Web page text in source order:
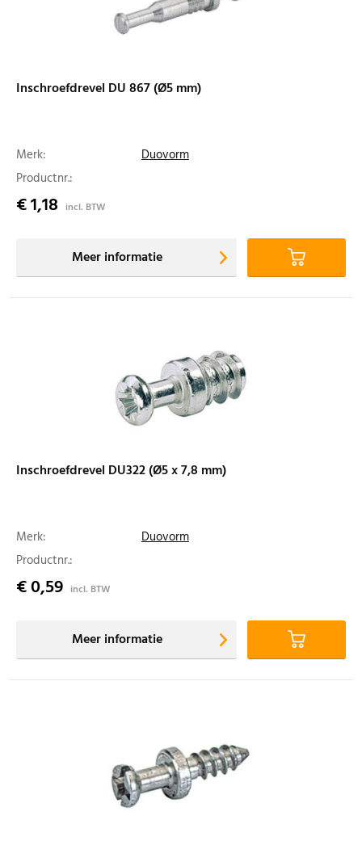
Inschroefdrevel DU 867 (Ø5 mm)
Merk:
Duovorm
Productnr.:
€ 1,18 incl. BTW
Meer informatie
Inschroefdrevel DU322 (Ø5 x 7,8 mm)
Merk:
Duovorm
Productnr.:
€ 0,59 incl. BTW
Meer informatie